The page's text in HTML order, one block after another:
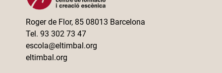
Roger de Flor, 85 08013 Barcelona
Tel. 93 302 73 47
escola@eltimbal.org
eltimbal.org